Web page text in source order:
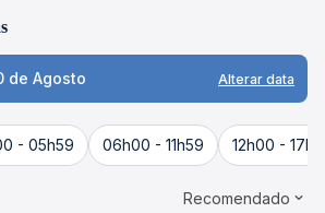
de Agosto Alterar data
- 05h59 06h00 - 11h59 12h00 -
Recomendado